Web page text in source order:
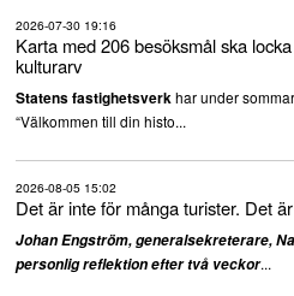
2026-07-30 19:16
Karta med 206 besöksmål ska
kulturarv
Statens fastighetsverkhar under
“Välkommen till din histo...
2026-08-05 15:02
Det är inte för många turister. Det
Johan Engström, generalsekreterare,
personlig reflektion efter två veckor...